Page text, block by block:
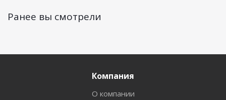
Ранее вы смотрели
Компания
О компании